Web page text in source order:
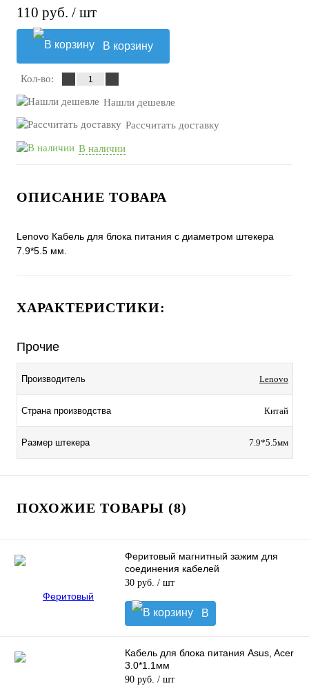
110 руб. / шт
В корзину
Кол-во:
Нашли дешевле
Рассчитать доставку
В наличии
ОПИСАНИЕ ТОВАРА
Lenovo Кабель для блока питания с диаметром штекера
7.9*5.5 мм.
ХАРАКТЕРИСТИКИ:
Прочие
Производитель Lenovo
Страна производства Китай
Размер штекера 7.9*5.5мм
ПОХОЖИЕ ТОВАРЫ (8)
Феритовый магнитный зажим для
соединения кабелей
30 руб. / шт
В
корзину
Кабель для блока питания Asus, Acer
3.0*1.1мм
90 руб. / шт